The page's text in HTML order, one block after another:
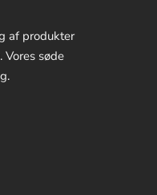
af produkter
søde